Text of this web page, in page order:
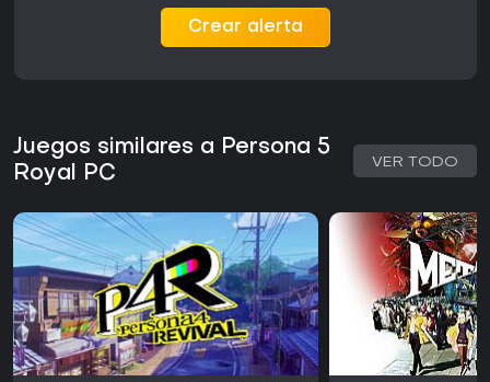
Crear alerta
Juegos similares a Persona 5
Royal PC
VER TODO